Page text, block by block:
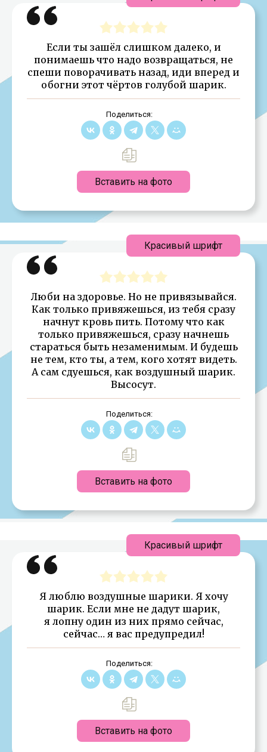
Если ты зашёл слишком далеко, и
понимаешь что надо возвращаться, не
спеши поворачивать назад, иди вперед и
обогни этот чёртов голубой шарик.
Поделиться:
Вставить на фото
Люби на здоровье. Но не привязывайся.
Как только привяжешься, из тебя сразу
начнут кровь пить. Потому что как
только привяжешься, сразу начнешь
стараться быть незаменимым. И будешь
не тем, кто ты, а тем, кого хотят видеть.
А сам сдуешься, как воздушный шарик.
Высосут.
Поделиться:
Вставить на фото
Красивый шрифт
Я люблю воздушные шарики. Я хочу
шарик. Если мне не дадут шарик,
я лопну один из них прямо сейчас,
сейчас… я вас предупредил!
Поделиться:
Вставить на фото
Красивый шрифт